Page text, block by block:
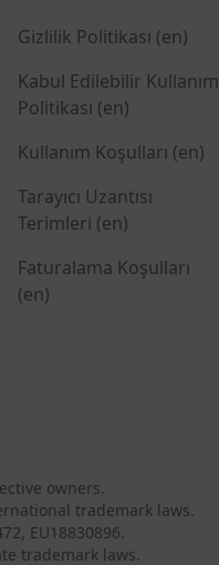
Gizlilik Politikası (en)
Kabul Edilebilir Kullanım
Politikası (en)
Kullanım Koşulları (en)
Tarayıcı Uzantısı
Terimleri (en)
Faturalama Koşulları
(en)
owners.
trademark laws.
EU18830896.
trademark laws.